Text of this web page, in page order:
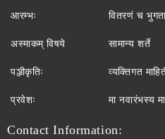
आरम्भः
अस्माकम् विषये
पञ्जीकृतिः
प्रवेशः
वितरणं च
सामान्य शर्ते
व्यक्तिगत
मा नवारंभस्य
Contact Information: